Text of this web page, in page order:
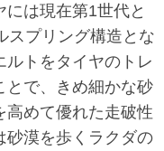
は現在第1世代と
スプリング構造とな
ルトをタイヤのトレ
とで、きめ細かな砂
高めて優れた走破性
砂漠を歩くラクダの